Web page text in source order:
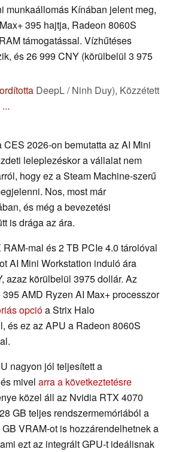
munkaállomás Kínában jelent meg,
395 hajtja, Radeon 8060S
támogatással. Vízhűtéses
és 26 999 CNY (körülbelül 3 975
DeepL / Ninh Duy), Közzétett
...
2026-on bemutatta az AI Mini
leleplezéskor a vállalat nem
hogy ez a Steam Machine-szerű
Nos, most már
és még a bevezetési
is drága az ára.
mal és 2 TB PCIe 4.0 tárolóval
AI Mini Workstation induló ára
azaz körülbelül 3975 dollár. Az
AMD Ryzen AI Max+ processzor
opcióa Strix Halo
és ez az APU a Radeon 8060S
nagyon jól teljesített a
mivel arra a következtetésre
közel áll az Nvidia RTX 4070
GB teljes rendszermemóriából a
VRAM-ot is hozzárendelhetnek a
ezt az integrált GPU-t ideálisnak